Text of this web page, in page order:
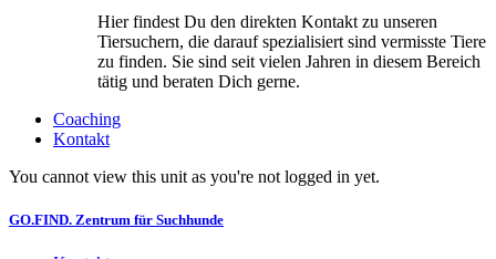
Hier findest Du den direkten Kontakt zu unseren
Tiersuchern, die darauf spezialisiert sind vermisste Tiere
zu finden. Sie sind seit vielen Jahren in diesem Bereich
tätig und beraten Dich gerne.
Coaching
Kontakt
You cannot view this unit as you're not logged in yet.
GO.FIND. Zentrum für Suchhunde